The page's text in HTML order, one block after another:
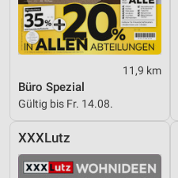
11,9 km
Büro Spezial
Gültig bis Fr. 14.08.
XXXLutz